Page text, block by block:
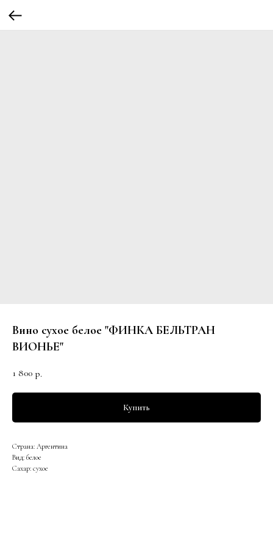
Вино сухое белое "ФИНКА БЕЛЬТРАН
ВИОНЬЕ"
1 800 р.
Купить
Страна: Аргентина
Вид: белое
Сахар: сухое